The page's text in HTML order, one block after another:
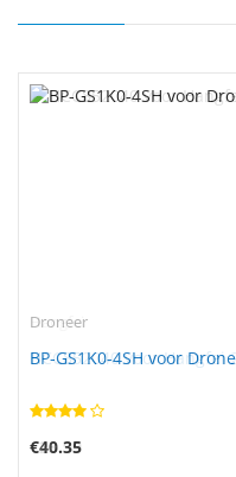
Droneer
BP-GS1K0-4SH voor
€40.35